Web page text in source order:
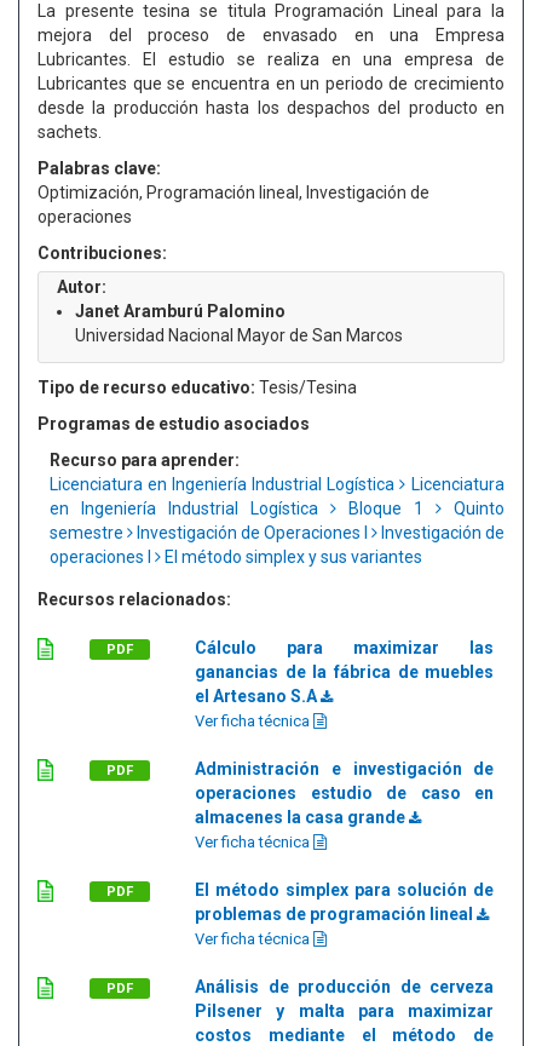
La presente tesina se titula Programación Lineal para la
mejora del proceso de envasado en una Empresa
Lubricantes. El estudio se realiza en una empresa de
Lubricantes que se encuentra en un periodo de crecimiento
desde la producción hasta los despachos del producto en
sachets.
Palabras clave:
Optimización, Programación lineal, Investigación de
operaciones
Contribuciones:
Autor:
Janet Aramburú Palomino
Universidad Nacional Mayor de San Marcos
Tipo de recurso educativo: Tesis/Tesina
Programas de estudio asociados
Recurso para aprender:
Licenciatura en Ingeniería Industrial Logística
Licenciatura
en Ingeniería Industrial Logística
Bloque 1
Quinto
semestre
Investigación de Operaciones I
Investigación de
operaciones I
El método simplex y sus variantes
Recursos relacionados:
PDF
Cálculo para maximizar las
ganancias de la fábrica de muebles
el Artesano S.A
Ver ficha técnica
PDF
Administración e investigación de
operaciones estudio de caso en
almacenes la casa grande
Ver ficha técnica
PDF
El método simplex para solución de
problemas de programación lineal
Ver ficha técnica
PDF
Análisis de producción de cerveza
Pilsener y malta para maximizar
costos mediante el método de